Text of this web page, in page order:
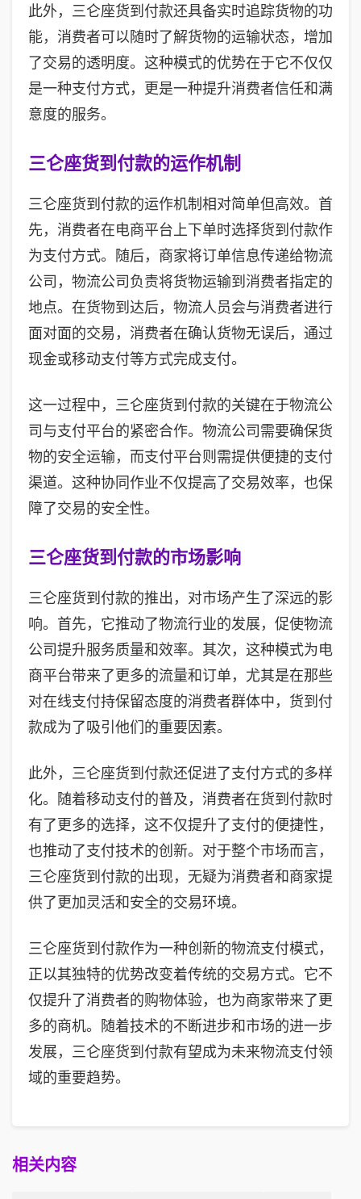
此外，三仑座货到付款还具备实时追踪货物的功
能，消费者可以随时了解货物的运输状态，增加
了交易的透明度。这种模式的优势在于它不仅仅
是一种支付方式，更是一种提升消费者信任和满
意度的服务。
三仑座货到付款的运作机制
三仑座货到付款的运作机制相对简单但高效。首
先，消费者在电商平台上下单时选择货到付款作
为支付方式。随后，商家将订单信息传递给物流
公司，物流公司负责将货物运输到消费者指定的
地点。在货物到达后，物流人员会与消费者进行
面对面的交易，消费者在确认货物无误后，通过
现金或移动支付等方式完成支付。
这一过程中，三仑座货到付款的关键在于物流公
司与支付平台的紧密合作。物流公司需要确保货
物的安全运输，而支付平台则需提供便捷的支付
渠道。这种协同作业不仅提高了交易效率，也保
障了交易的安全性。
三仑座货到付款的市场影响
三仑座货到付款的推出，对市场产生了深远的影
响。首先，它推动了物流行业的发展，促使物流
公司提升服务质量和效率。其次，这种模式为电
商平台带来了更多的流量和订单，尤其是在那些
对在线支付持保留态度的消费者群体中，货到付
款成为了吸引他们的重要因素。
此外，三仑座货到付款还促进了支付方式的多样
化。随着移动支付的普及，消费者在货到付款时
有了更多的选择，这不仅提升了支付的便捷性，
也推动了支付技术的创新。对于整个市场而言，
三仑座货到付款的出现，无疑为消费者和商家提
供了更加灵活和安全的交易环境。
三仑座货到付款作为一种创新的物流支付模式，
正以其独特的优势改变着传统的交易方式。它不
仅提升了消费者的购物体验，也为商家带来了更
多的商机。随着技术的不断进步和市场的进一步
发展，三仑座货到付款有望成为未来物流支付领
域的重要趋势。
相关内容